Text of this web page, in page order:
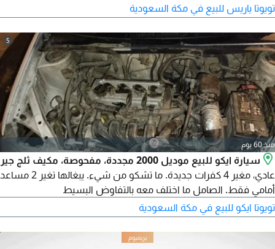
تويوتا ياريس للبيع في مكة السعودية
5
منذ 60 يوم
سيارة ايكو للبيع موديل 2000 مجددة، مفحوصة، مكيف ثلج جير
عادي، مغير 4 كفرات جديدة. ما تشكو من شيء. يبغالها تغير 2 مساعد
أمامي فقط. الصامل ما اختلف معه بالتفاوض البسيط
تويوتا ايكو للبيع في مكة السعودية